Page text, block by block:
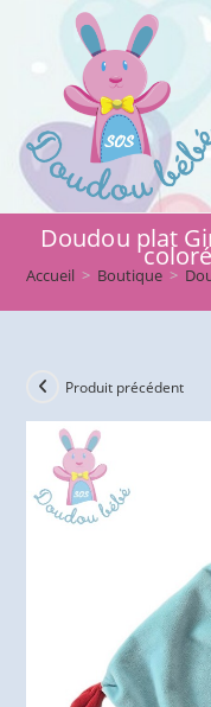
Doudou plat
Accueil > Boutique >
Produit précédent